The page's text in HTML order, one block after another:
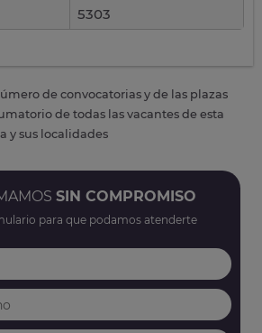
5303
de convocatorias y de las plazas
de todas las vacantes de esta
y sus localidades
SIN COMPROMISO
para que podamos atenderte